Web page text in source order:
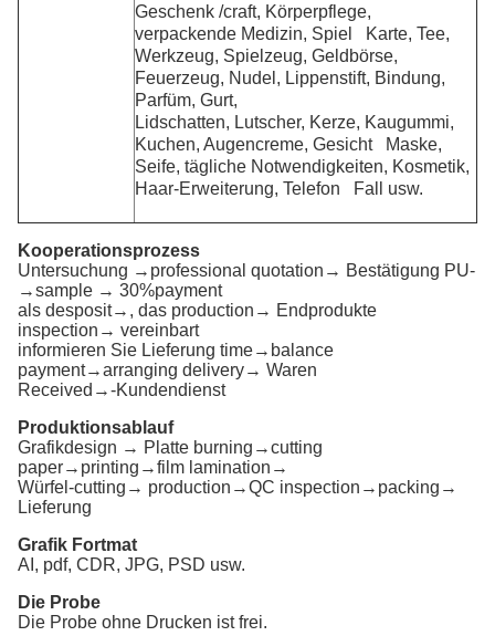
Geschenk /craft, Körperpflege,
verpackende Medizin, Spiel Karte, Tee,
Werkzeug, Spielzeug, Geldbörse,
Feuerzeug, Nudel, Lippenstift, Bindung,
Parfüm, Gurt,
Lidschatten, Lutscher, Kerze, Kaugummi,
Kuchen, Augencreme, Gesicht Maske,
Seife, tägliche Notwendigkeiten, Kosmetik,
Haar-Erweiterung, Telefon
Fall usw.
Kooperationsprozess
Untersuchung →professional quotation→ Bestätigung PU-
→sample → 30%payment
als desposit→, das production→ Endprodukte
inspection→ vereinbart
informieren Sie Lieferung time→balance
payment→arranging delivery→ Waren
Received→-Kundendienst
Produktionsablauf
Grafikdesign → Platte burning→cutting
paper→printing→film lamination→
Würfel-cutting→ production→QC inspection→packing→
Lieferung
Grafik Fortmat
AI, pdf, CDR, JPG, PSD usw.
Die Probe
Die Probe ohne Drucken ist frei.